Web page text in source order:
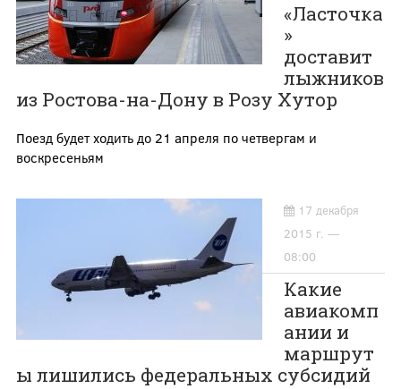
«Ласточка
»
доставит
лыжников
из Ростова-на-Дону в Розу Хутор
Поезд будет ходить до 21 апреля по четвергам и
воскресеньям
17 декабря
2015 г. —
08:00
Какие
авиакомп
ании и
маршрут
ы лишились федеральных субсидий